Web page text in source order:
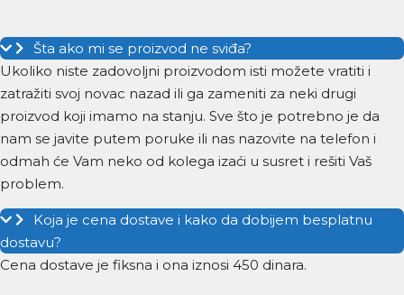
Šta ako mi se proizvod ne sviđa?
Ukoliko niste zadovoljni proizvodom isti možete vratiti i
zatražiti svoj novac nazad ili ga zameniti za neki drugi
proizvod koji imamo na stanju. Sve što je potrebno je da
nam se javite putem poruke ili nas nazovite na telefon i
odmah će Vam neko od kolega izaći u susret i rešiti Vaš
problem.
Koja je cena dostave i kako da dobijem besplatnu
dostavu?
Cena dostave je fiksna i ona iznosi 450 dinara.